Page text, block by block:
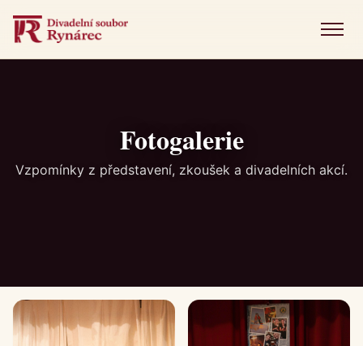
Novinky
Kniha návštěv
Kontakt
Fotogalerie
Vzpomínky z představení, zkoušek a divadelních akcí.